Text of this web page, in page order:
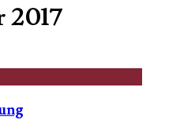
2017